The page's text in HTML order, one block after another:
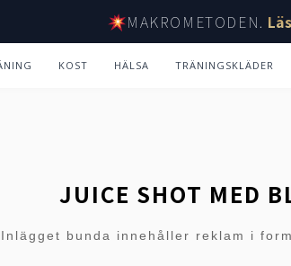
MAKROMETODEN.
KOST HÄLSA TRÄNINGSKLÄDER
JUICE SHOT MED
Inlägget bunda innehåller reklam i